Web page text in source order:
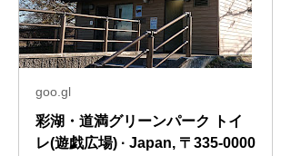
goo.gl
彩湖・道満グリーンパーク トイ
レ(遊戯広場) · Japan, 〒335-0000